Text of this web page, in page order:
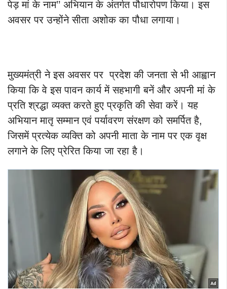
पेड़ मां के नाम’’ अभियान के अंतर्गत पौधारोपण किया। इस
अवसर पर उन्होंने सीता अशोक का पौधा लगाया।
मुख्यमंत्री ने इस अवसर पर प्रदेश की जनता से भी आह्वान
किया कि वे इस पावन कार्य में सहभागी बनें और अपनी मां के
प्रति श्रद्धा व्यक्त करते हुए प्रकृति की सेवा करें। यह
अभियान मातृ सम्मान एवं पर्यावरण संरक्षण को समर्पित है,
जिसमें प्रत्येक व्यक्ति को अपनी माता के नाम पर एक वृक्ष
लगाने के लिए प्रेरित किया जा रहा है।